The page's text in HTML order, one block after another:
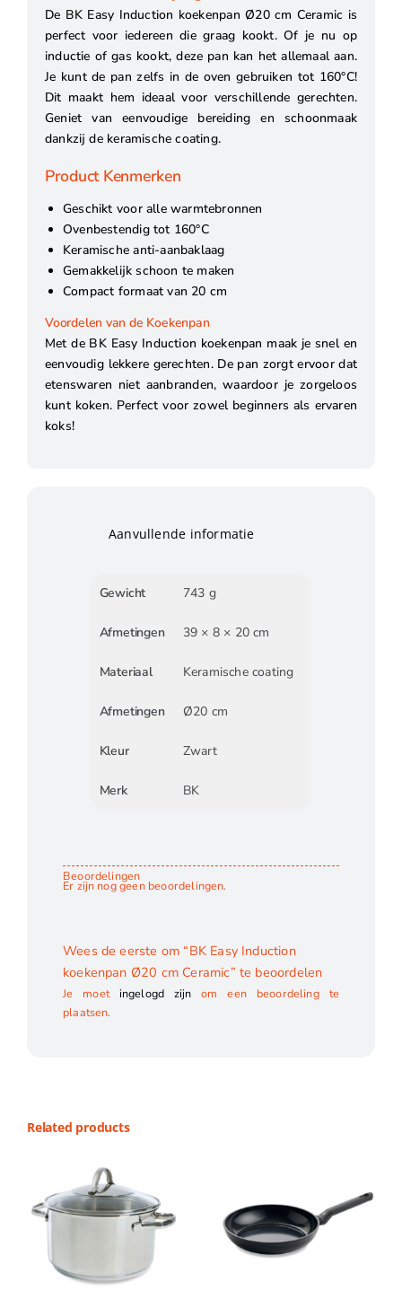
De BK Easy Induction koekenpan Ø20 cm Ceramic is
perfect voor iedereen die graag kookt. Of je nu op
inductie of gas kookt, deze pan kan het allemaal aan.
Je kunt de pan zelfs in de oven gebruiken tot 160°C!
Dit maakt hem ideaal voor verschillende gerechten.
Geniet van eenvoudige bereiding en schoonmaak
dankzij de keramische coating.
Product Kenmerken
Geschikt voor alle warmtebronnen
Ovenbestendig tot 160°C
Keramische anti-aanbaklaag
Gemakkelijk schoon te maken
Compact formaat van 20 cm
Voordelen van de Koekenpan
Met de BK Easy Induction koekenpan maak je snel en
eenvoudig lekkere gerechten. De pan zorgt ervoor dat
etenswaren niet aanbranden, waardoor je zorgeloos
kunt koken. Perfect voor zowel beginners als ervaren
koks!
Aanvullende informatie
Gewicht 743 g
Afmetingen 39 × 8 × 20 cm
Materiaal Keramische coating
Afmetingen Ø20 cm
Kleur Zwart
Merk BK
Beoordelingen
Er zijn nog geen beoordelingen.
Wees de eerste om “BK Easy Induction
koekenpan Ø20 cm Ceramic” te beoordelen
Je moet ingelogd zijn om een beoordeling te
plaatsen.
Related products